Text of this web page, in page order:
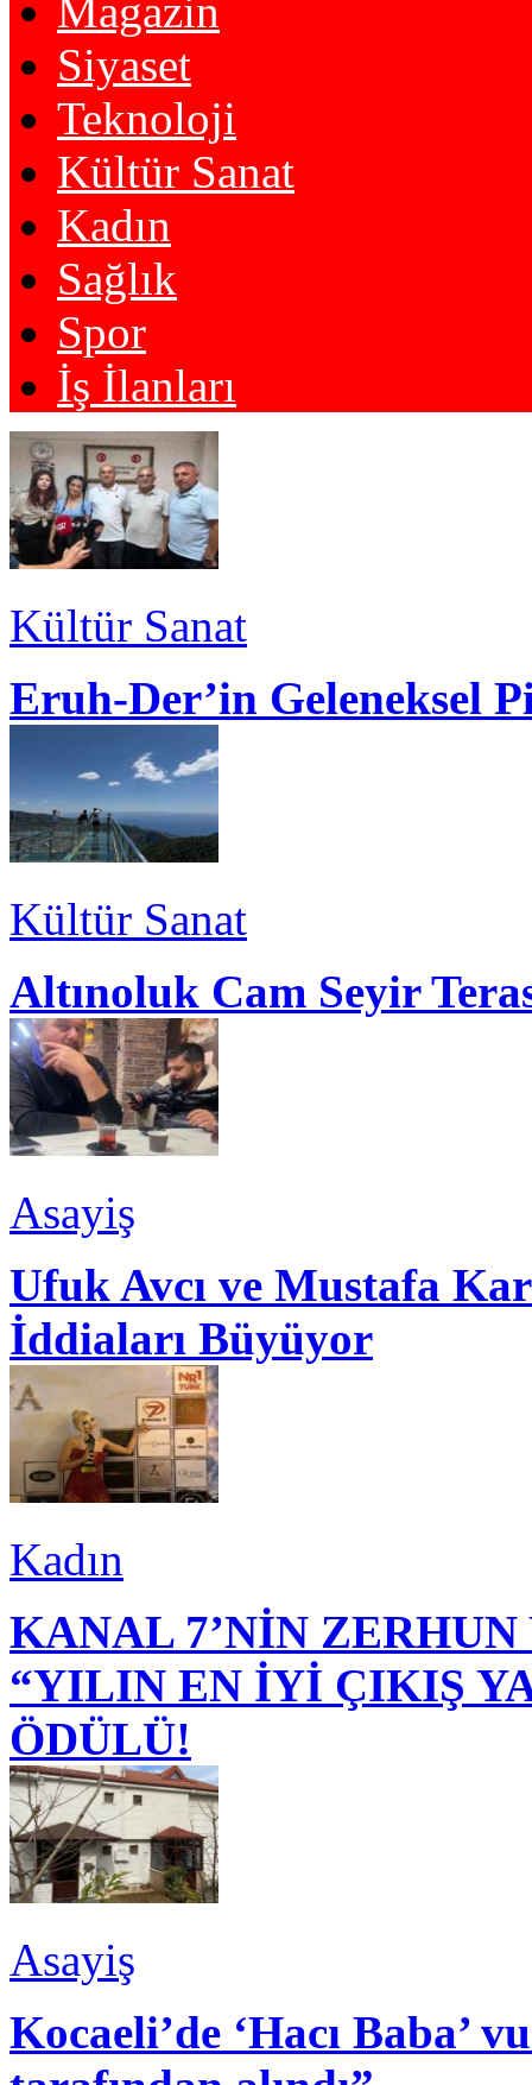
Magazin
Siyaset
Teknoloji
Kültür Sanat
Kadın
Sağlık
Spor
İş İlanları
Kültür Sanat
Eruh-Der’in Geleneksel
Kültür Sanat
Altınoluk Cam Seyir
Asayiş
Ufuk Avcı ve Mustafa
İddiaları Büyüyor
Kadın
KANAL 7’NİN
“YILIN EN İYİ ÇIKIŞ
ÖDÜLÜ!
Asayiş
Kocaeli’de ‘Hacı Baba’